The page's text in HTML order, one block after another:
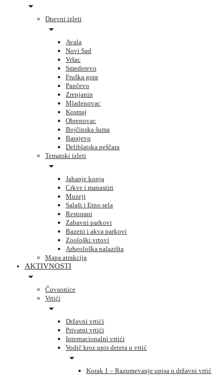
Dnevni izleti
Avala
Novi Sad
Vršac
Smederevo
Fruška gora
Pančevo
Zrenjanin
Mladenovac
Kosmaj
Obrenovac
Bojčinska šuma
Barajevo
Deliblatska peščara
Tematski izleti
Jahanje konja
Crkve i manastiri
Muzeji
Salaši i Etno sela
Restorani
Zabavni parkovi
Bazeni i akva parkovi
Zoološki vrtovi
Arheološka nalazišta
Mapa atrakcija
AKTIVNOSTI
Čuvaonice
Vrtići
Državni vrtići
Privatni vrtići
Internacionalni vrtići
Vodič kroz upis deteta u vrtić
Korak 1 – Razumevanje upisa u državni vrtić